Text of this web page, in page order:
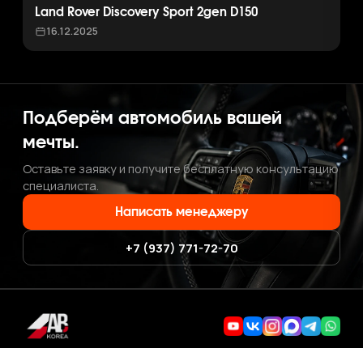
Land Rover Discovery Sport 2gen D150
16.12.2025
Подберём автомобиль вашей
мечты.
Оставьте заявку и получите бесплатную консультацию
специалиста.
Написать менеджеру
+7 (937) 771-72-70